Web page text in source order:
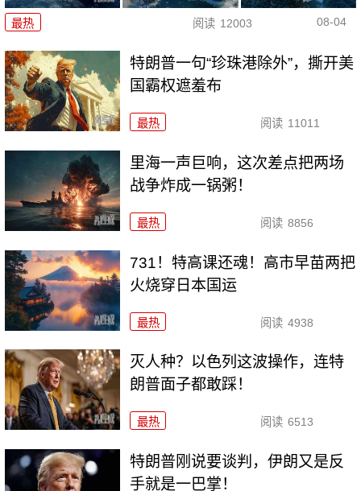
最热 阅读 12003 08-04
特朗普一句“珍珠港除外”，撕开美
国霸权遮羞布
最热 阅读 11011
里海一声巨响，这次差点把两场
战争炸成一锅粥！
最热 阅读 8856
731！特高课还魂！高市早苗两把
火烧穿日本国运
最热 阅读 4938
灭人种？以色列这波操作，连特
朗普面子都敢踩！
最热 阅读 6513
特朗普刚说要谈判，伊朗又是反
手就是一巴掌！